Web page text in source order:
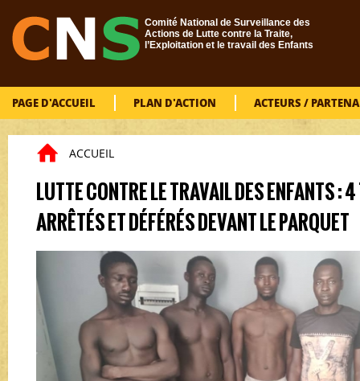
Comité National de Surveillance des
Actions de Lutte contre la Traite,
l’Exploitation et le travail des Enfants
PAGE D'ACCUEIL PLAN D'ACTION ACTEURS /
Vous êtes ici
ACCUEIL
LUTTE CONTRE LE TRAVAIL DES ENFANTS :
ARRÊTÉS ET DÉFÉRÉS DEVANT LE PARQUET